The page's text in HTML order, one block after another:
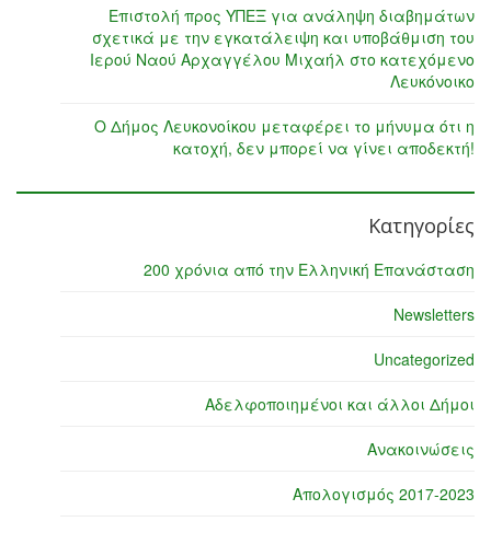
Επιστολή προς ΥΠΕΞ για ανάληψη διαβημάτων
σχετικά με την εγκατάλειψη και υποβάθμιση του
Ιερού Ναού Αρχαγγέλου Μιχαήλ στο κατεχόμενο
Λευκόνοικο
Ο Δήμος Λευκονοίκου μεταφέρει το μήνυμα ότι η
κατοχή, δεν μπορεί να γίνει αποδεκτή!
Κατηγορίες
200 χρόνια από την Ελληνική Επανάσταση
Newsletters
Uncategorized
Αδελφοποιημένοι και άλλοι Δήμοι
Ανακοινώσεις
Απολογισμός 2017-2023